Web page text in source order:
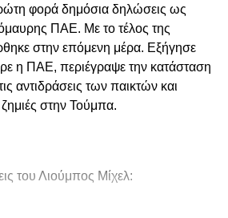
φορά δημόσια δηλώσεις ως
ΠΑΕ. Με το τέλος της
στην επόμενη μέρα. Εξήγησε
η ΠΑΕ, περιέγραψε την κατάσταση
αντιδράσεις των παικτών και
στην Τούμπα.
του Λιούμπος Μίχελ: